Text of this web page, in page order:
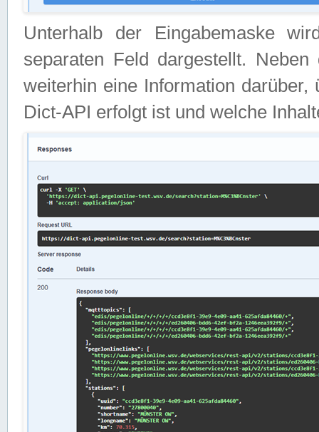
Unterhalb der Eingabemaske
separaten Feld dargestellt.
weiterhin eine Information
Dict-API erfolgt ist und welche